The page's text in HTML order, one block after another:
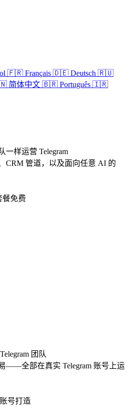
🇫🇷 Français 🇩🇪 Deutsch 🇷🇺
简体中文 🇧🇷 Português 🇮🇷
一样运营 Telegram
CRM 管道，以及面向任意 AI 的
免费
团队
——全部在真实 Telegram 账号上运
号打造